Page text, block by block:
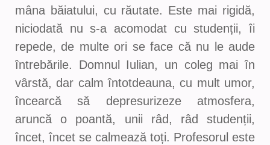
mâna băiatului, cu răutate. Este mai rigidă,
niciodată nu s-a acomodat cu studenții, îi
repede, de multe ori se face că nu le aude
întrebările. Domnul Iulian, un coleg mai în
vârstă, dar calm întotdeauna, cu mult umor,
încearcă să depresurizeze atmosfera,
aruncă o poantă, unii râd, râd studenții,
încet, încet se calmează toți. Profesorul este